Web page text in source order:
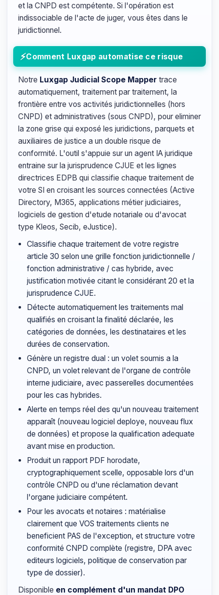
et la CNPD est compétente. Si l'opération est
indissociable de l'acte de juger, vous êtes dans le
juridictionnel.
Comment Luxgap automatise ce risque
Notre Luxgap Judicial Scope Mapper trace
automatiquement, traitement par traitement, la
frontière entre vos activités juridictionnelles (hors
CNPD) et administratives (sous CNPD), pour eliminer
la zone grise qui exposé les juridictions, parquets et
auxiliaires de justice a un double risque de
conformité. L'outil s'appuie sur un agent IA juridique
entraine sur la jurisprudence CJUE et les lignes
directrices EDPB qui classifie chaque traitement de
votre SI en croisant les sources connectées (Active
Directory, M365, applications métier judiciaires,
logiciels de gestion d'etude notariale ou d'avocat
type Kleos, Secib, eJustice).
Classifie chaque traitement de votre registre
article 30 selon une grille fonction juridictionnelle /
fonction administrative / cas hybride, avec
justification motivée citant le considérant 20 et la
jurisprudence CJUE.
Détecte automatiquement les traitements mal
qualifiés en croisant la finalité déclarée, les
catégories de données, les destinataires et les
durées de conservation.
Génère un registre dual : un volet soumis a la
CNPD, un volet relevant de l'organe de contrôle
interne judiciaire, avec passerelles documentées
pour les cas hybrides.
Alerte en temps réel des qu'un nouveau traitement
apparaît (nouveau logiciel deploye, nouveau flux
de données) et propose la qualification adequate
avant mise en production.
Produit un rapport PDF horodate,
cryptographiquement scelle, opposable lors d'un
contrôle CNPD ou d'une réclamation devant
l'organe judiciaire compétent.
Pour les avocats et notaires : matérialise
clairement que VOS traitements clients ne
beneficient PAS de l'exception, et structure votre
conformité CNPD complète (registre, DPA avec
editeurs logiciels, politique de conservation par
type de dossier).
Disponible en complément d'un mandat DPO